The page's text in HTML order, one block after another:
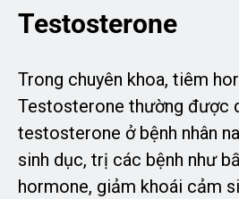
Testosterone
Trong chuyên khoa, tiêm
Testosterone thường được
testosterone ở bệnh nhân
sinh dục, trị các bệnh như
hormone, giảm khoái cảm